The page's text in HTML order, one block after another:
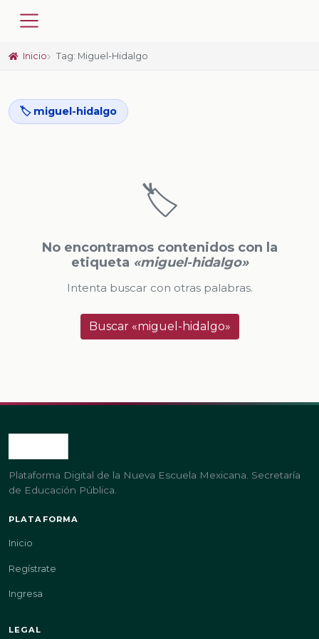
Inicio Tag: Miguel-Hidalgo
🏷️ miguel-hidalgo
🏷️
No encontramos contenidos con la
etiqueta «miguel-hidalgo»
Intenta buscar con otras palabras.
Buscar «miguel-hidalgo»
Plataforma Digital de la Nueva Escuela Mexicana. Secretaría
de Educación Pública.
PLATAFORMA
Inicio
Regístrate
Ingresa
LEGAL